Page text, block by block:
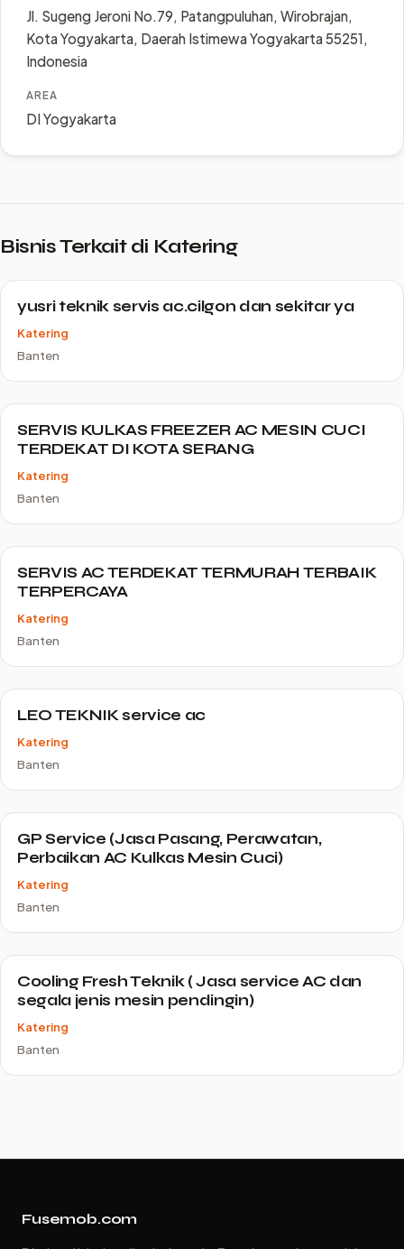
Jl. Sugeng Jeroni No.79, Patangpuluhan, Wirobrajan,
Kota Yogyakarta, Daerah Istimewa Yogyakarta 55251,
Indonesia
AREA
DI Yogyakarta
Bisnis Terkait di Katering
yusri teknik servis ac.cilgon dan sekitar ya
Katering
Banten
SERVIS KULKAS FREEZER AC MESIN CUCI
TERDEKAT DI KOTA SERANG
Katering
Banten
SERVIS AC TERDEKAT TERMURAH TERBAIK
TERPERCAYA
Katering
Banten
LEO TEKNIK service ac
Katering
Banten
GP Service (Jasa Pasang, Perawatan,
Perbaikan AC Kulkas Mesin Cuci)
Katering
Banten
Cooling Fresh Teknik ( Jasa service AC dan
segala jenis mesin pendingin)
Katering
Banten
Fusemob.com